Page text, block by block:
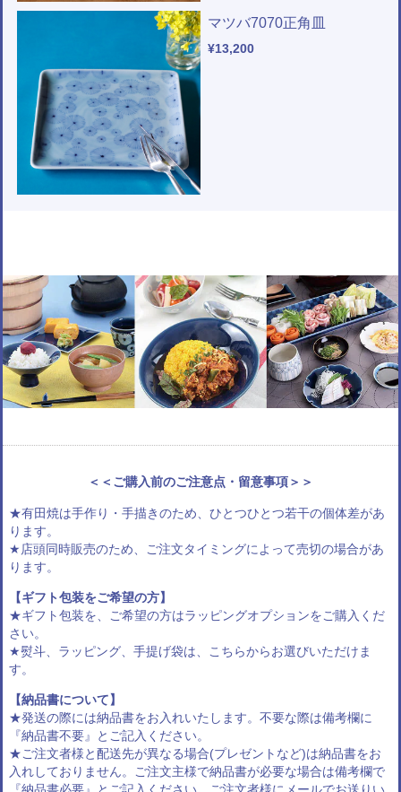
マツバ7070正角皿
¥13,200
＜＜ご購入前のご注意点・留意事項＞＞
★有田焼は手作り・手描きのため、ひとつひとつ若干の個体差があ
ります。
★店頭同時販売のため、ご注文タイミングによって売切の場合があ
ります。
【ギフト包装をご希望の方】
★ギフト包装を、ご希望の方はラッピングオプションをご購入くだ
さい。
★熨斗、ラッピング、手提げ袋は、 こちらからお選びいただけま
す。
【納品書について】
★発送の際には納品書をお入れいたします。不要な際は備考欄に
『納品書不要』とご記入ください。
★ご注文者様と配送先が異なる場合(プレゼントなど)は納品書をお
入れしておりません。ご注文主様で納品書が必要な場合は備考欄で